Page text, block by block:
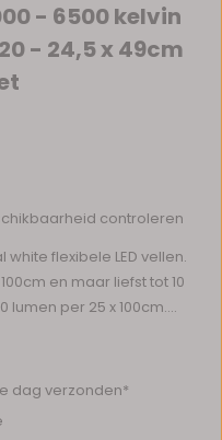
- 6500 kelvin
- 24,5 x 49cm
controleren
flexibele LED vellen.
en maar liefst tot 10
per 25 x 100cm....
dag verzonden*